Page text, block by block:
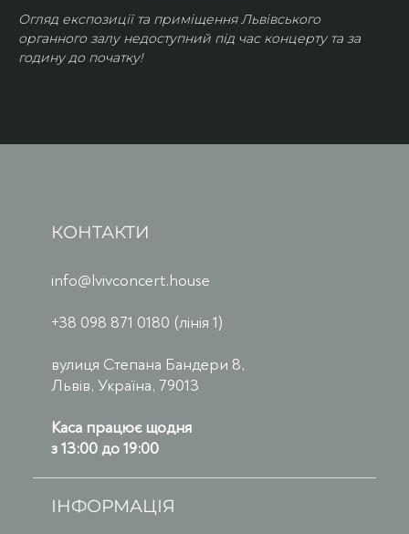
Огляд експозиції та приміщення Львівського
органного залу недоступний під час концерту та за
годину до початку!
КОНТАКТИ
info@lvivconcert.house
+38 098 871 0180 (лінія 1)
вулиця Степана Бандери 8,
Львів, Україна, 79013
Каса працює щодня
з 13:00 до 19:00
ІНФОРМАЦІЯ